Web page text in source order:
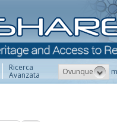
Ricerca
Avanzata Ovunque